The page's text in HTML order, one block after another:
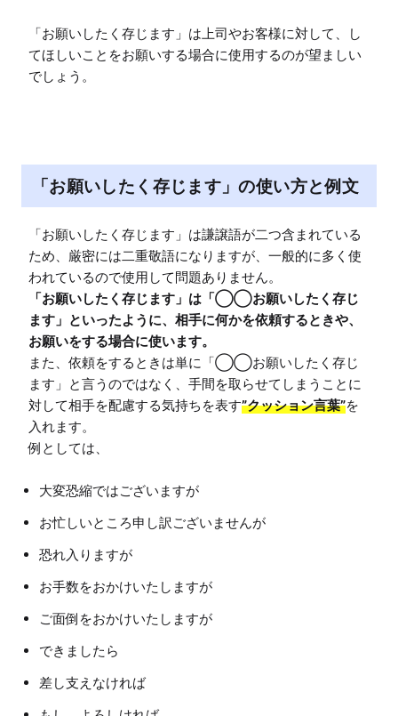
「お願いしたく存じます」は上司やお客様に対して、し
てほしいことをお願いする場合に使用するのが望ましい
でしょう。
「お願いしたく存じます」の使い方と例文
「お願いしたく存じます」は謙譲語が二つ含まれている
ため、厳密には二重敬語になりますが、一般的に多く使
「お願いしたく存じます」は「◯◯お願いしたく存じ
ます」といったように、相手に何かを依頼するときや、
お願いをする場合に使います。
また、依頼をするときは単に「◯◯お願いしたく存じ
ます」と言うのではなく、手間を取らせてしまうことに
対して相手を配慮する気持ちを表す”クッション言葉”を
入れます。
大変恐縮ではございますが
お忙しいところ申し訳ございませんが
恐れ入りますが
お手数をおかけいたしますが
ご面倒をおかけいたしますが
できましたら
差し支えなければ